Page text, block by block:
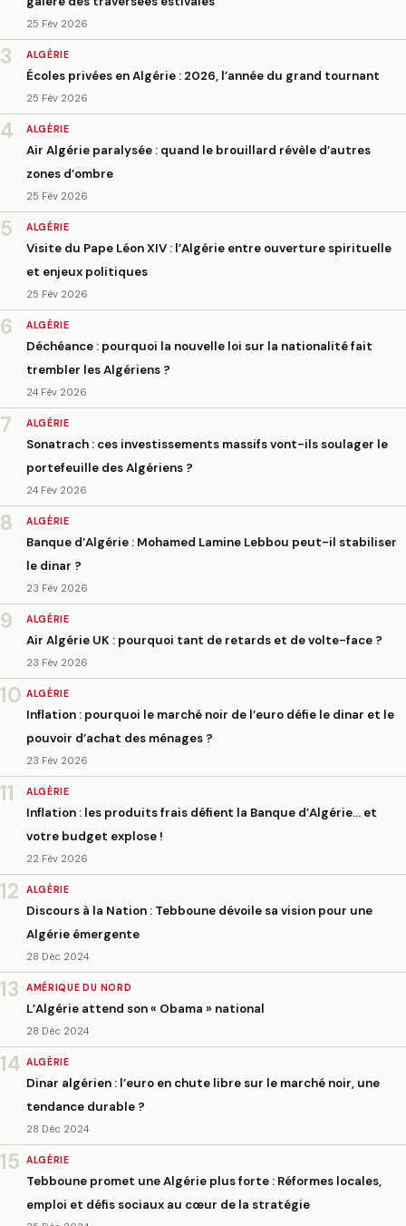
25 Fév 2026
3 ALGÉRIE
Écoles privées en Algérie : 2026, l’année du grand tournant
25 Fév 2026
4 ALGÉRIE
Air Algérie paralysée : quand le brouillard révèle d’autres
zones d’ombre
25 Fév 2026
5 ALGÉRIE
Visite du Pape Léon XIV : l’Algérie entre ouverture spirituelle
et enjeux politiques
25 Fév 2026
6 ALGÉRIE
Déchéance : pourquoi la nouvelle loi sur la nationalité fait
trembler les Algériens ?
24 Fév 2026
7 ALGÉRIE
Sonatrach : ces investissements massifs vont-ils soulager le
portefeuille des Algériens ?
24 Fév 2026
8 ALGÉRIE
Banque d’Algérie : Mohamed Lamine Lebbou peut-il stabiliser
le dinar ?
23 Fév 2026
9 ALGÉRIE
Air Algérie UK : pourquoi tant de retards et de volte-face ?
23 Fév 2026
10 ALGÉRIE
Inflation : pourquoi le marché noir de l’euro défie le dinar et le
pouvoir d’achat des ménages ?
23 Fév 2026
11 ALGÉRIE
Inflation : les produits frais défient la Banque d’Algérie… et
votre budget explose !
22 Fév 2026
12 ALGÉRIE
Discours à la Nation : Tebboune dévoile sa vision pour une
Algérie émergente
28 Déc 2024
13 AMÉRIQUE DU NORD
L’Algérie attend son « Obama » national
28 Déc 2024
14 ALGÉRIE
Dinar algérien : l’euro en chute libre sur le marché noir, une
tendance durable ?
28 Déc 2024
15 ALGÉRIE
Tebboune promet une Algérie plus forte : Réformes locales,
emploi et défis sociaux au cœur de la stratégie